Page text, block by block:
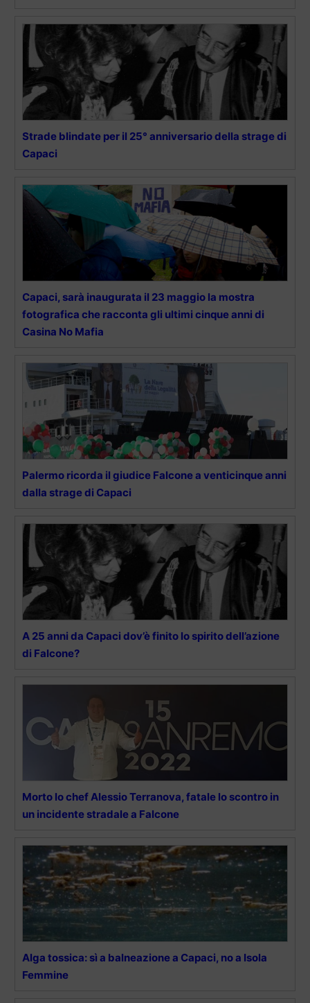
Strade blindate per il 25° anniversario della strage di
Capaci
Capaci, sarà inaugurata il 23 maggio la mostra
fotografica che racconta gli ultimi cinque anni di
Casina No Mafia
Palermo ricorda il giudice Falcone a venticinque anni
dalla strage di Capaci
A 25 anni da Capaci dov’è finito lo spirito dell’azione
di Falcone?
Morto lo chef Alessio Terranova, fatale lo scontro in
un incidente stradale a Falcone
Alga tossica: sì a balneazione a Capaci, no a Isola
Femmine